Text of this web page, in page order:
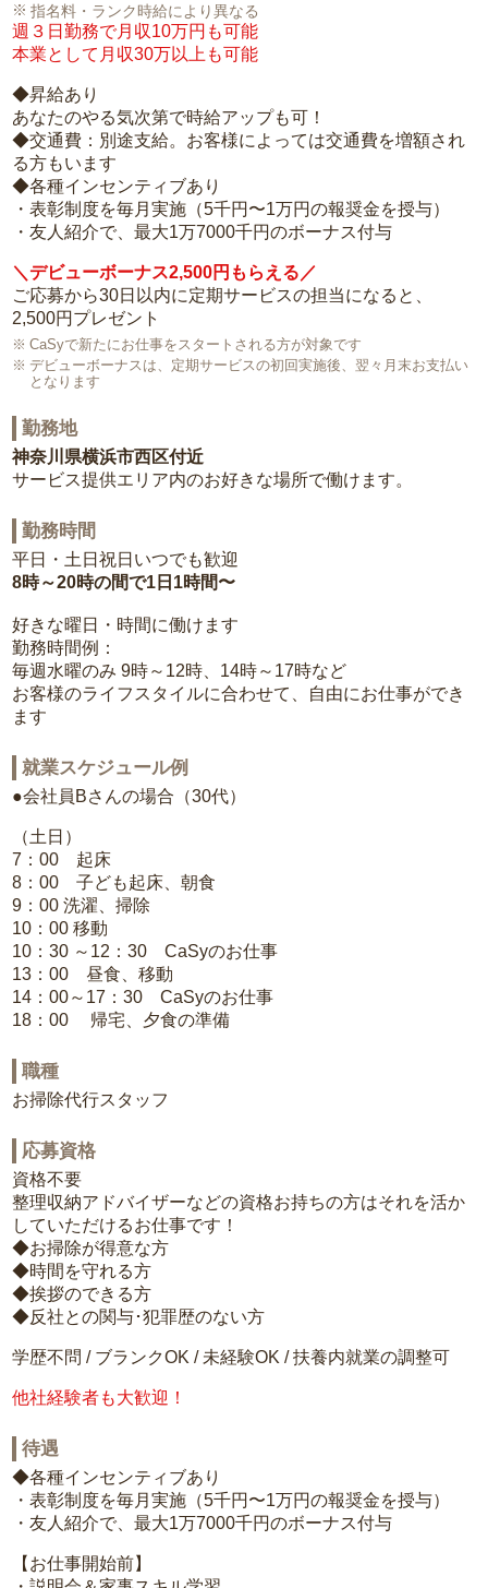
指名料・ランク時給により異なる
週３日勤務で月収10万円も可能
本業として月収30万以上も可能
◆昇給あり
あなたのやる気次第で時給アップも可！
◆交通費：別途支給。お客様によっては交通費を増額され
る方もいます
◆各種インセンティブあり
・表彰制度を毎月実施（5千円〜1万円の報奨金を授与）
・友人紹介で、最大1万7000千円のボーナス付与
＼デビューボーナス2,500円もらえる／
ご応募から30日以内に定期サービスの担当になると、
2,500円プレゼント
CaSyで新たにお仕事をスタートされる方が対象です
デビューボーナスは、定期サービスの初回実施後、翌々月末お支払い
となります
勤務地
神奈川県横浜市西区付近
サービス提供エリア内のお好きな場所で働けます。
勤務時間
平日・土日祝日いつでも歓迎
8時～20時の間で1日1時間〜
好きな曜日・時間に働けます
勤務時間例：
毎週水曜のみ 9時～12時、14時～17時など
お客様のライフスタイルに合わせて、自由にお仕事ができ
ます
就業スケジュール例
●会社員Bさんの場合（30代）
（土日）
7：00 起床
8：00 子ども起床、朝食
9：00 洗濯、掃除
10：00 移動
10：30 ～12：30 CaSyのお仕事
13：00 昼食、移動
14：00～17：30 CaSyのお仕事
18：00 帰宅、夕食の準備
職種
お掃除代行スタッフ
応募資格
資格不要
整理収納アドバイザーなどの資格お持ちの方はそれを活か
していただけるお仕事です！
◆お掃除が得意な方
◆時間を守れる方
◆挨拶のできる方
◆反社との関与･犯罪歴のない方
学歴不問 / ブランクOK / 未経験OK / 扶養内就業の調整可
他社経験者も大歓迎！
待遇
◆各種インセンティブあり
・表彰制度を毎月実施（5千円〜1万円の報奨金を授与）
・友人紹介で、最大1万7000千円のボーナス付与
【お仕事開始前】